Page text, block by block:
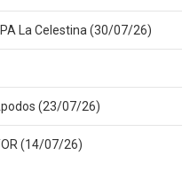
La Celestina (30/07/26)
(23/07/26)
(14/07/26)